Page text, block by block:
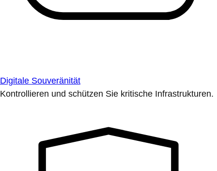
Digitale Souveränität
Kontrollieren und schützen Sie kritische Infrastrukturen.